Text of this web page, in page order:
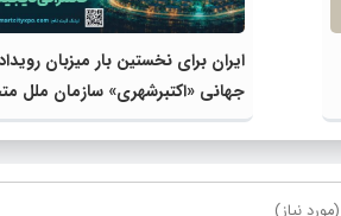
ایران برای نخستین بار میزبان
جهانی «اکتبرشهری» سازمان ملل
می‌شود